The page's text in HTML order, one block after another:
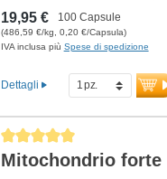
19,95 € 100 Capsule
(486,59 €/kg, 0,20 €/Capsula)
IVA inclusa più Spese di spedizione
Dettagli
Average rating of 5 out of 5 stars
Mitochondrio forte